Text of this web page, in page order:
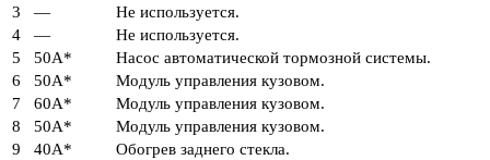
3
—
Не используется.
4
—
Не используется.
5
50А*
Насос автоматической тормозной системы.
6
50А*
Модуль управления кузовом.
7
60А*
Модуль управления кузовом.
8
50А*
Модуль управления кузовом.
9
40А*
Обогрев заднего стекла.